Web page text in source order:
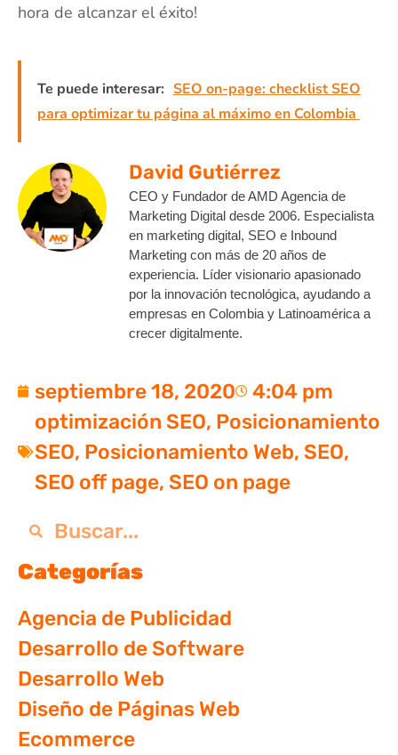
hora de alcanzar el éxito!
Te puede interesar: SEO on-page: checklist SEO
para optimizar tu página al máximo en Colombia
David Gutiérrez
CEO y Fundador de AMD Agencia de
Marketing Digital desde 2006. Especialista
en marketing digital, SEO e Inbound
Marketing con más de 20 años de
experiencia. Líder visionario apasionado
por la innovación tecnológica, ayudando a
empresas en Colombia y Latinoamérica a
crecer digitalmente.
septiembre 18, 2020
4:04 pm
optimización SEO, Posicionamiento
SEO, Posicionamiento Web, SEO,
SEO off page, SEO on page
Categorías
Agencia de Publicidad
Desarrollo de Software
Desarrollo Web
Diseño de Páginas Web
Ecommerce